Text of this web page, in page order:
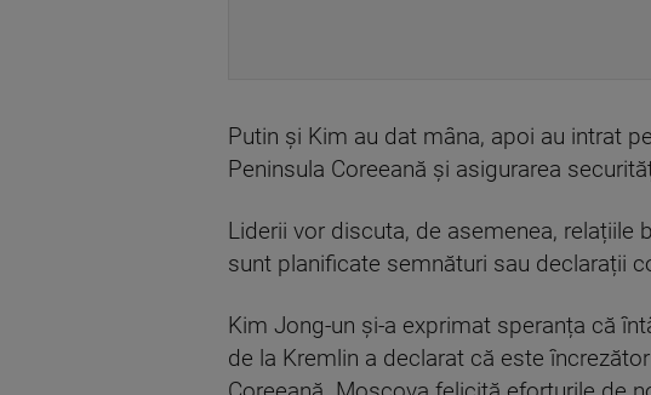
Putin și Kim au dat mâna, apoi au intrat
Peninsula Coreeană și asigurarea
Liderii vor discuta, de asemenea,
sunt planificate semnături sau declarații
Kim Jong-un și-a exprimat speranța că
de la Kremlin a declarat că este